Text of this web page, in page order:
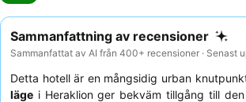
Sammanfattning av recensioner
Sammanfattat av AI från 400+ recensioner · Senast
Detta hotell är en mångsidig urban
läge i Heraklion ger bekväm tillgång till